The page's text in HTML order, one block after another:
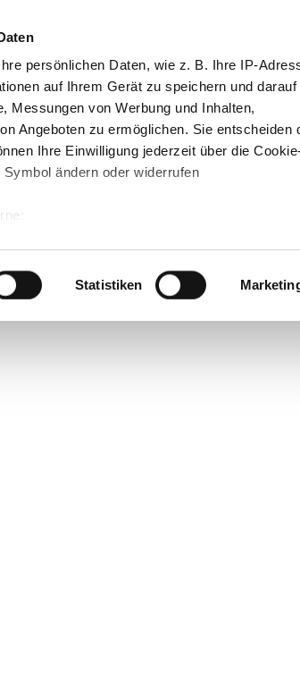
persönlichen Daten, wie z. B. Ihre IP-
auf Ihrem Gerät zu speichern und
Messungen von Werbung und Inhalten,
Angeboten zu ermöglichen. Sie entscheiden
Ihre Einwilligung jederzeit über die
ändern oder widerrufen
bestimmten Merkmalen (Fingerprinting)
Daten verarbeitet werden, und legen Sie
Statistiken